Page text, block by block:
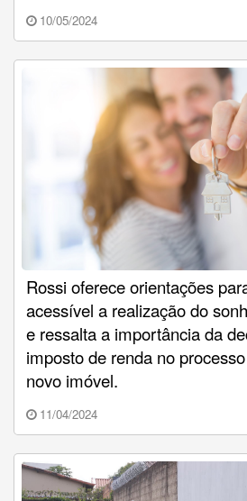
10/05/2024
Rossi oferece orientações
acessível a realização do
e ressalta a importância da
imposto de renda no
novo imóvel.
11/04/2024